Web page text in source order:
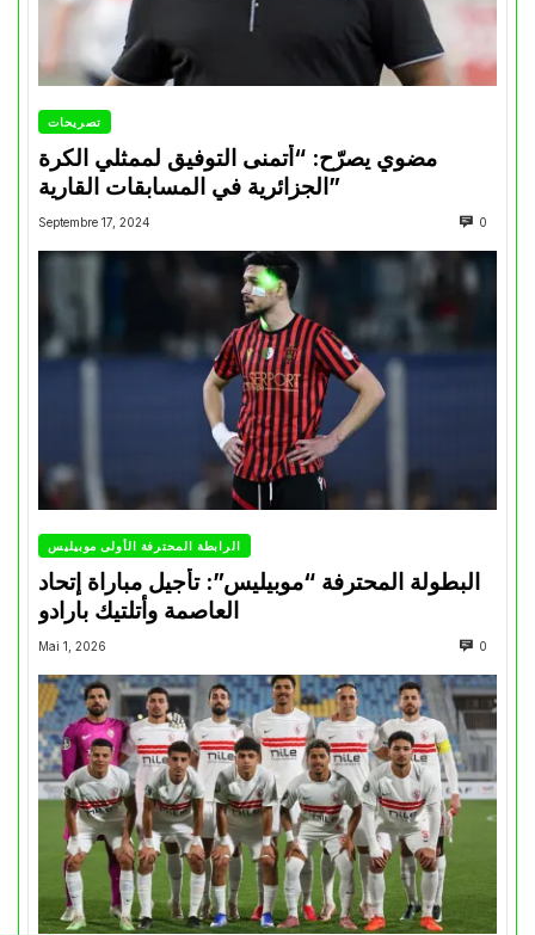
تصريحات
مضوي يصرّح: “أتمنى التوفيق لممثلي الكرة
الجزائرية في المسابقات القارية”
Septembre 17, 2024 0
الرابطة المحترفة الأولى موبيليس
البطولة المحترفة “موبيليس”: تأجيل مباراة إتحاد
العاصمة وأتلتيك بارادو
Mai 1, 2026 0